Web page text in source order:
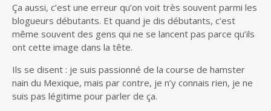
Ça aussi, c’est une erreur qu’on voit très souvent parmi les
blogueurs débutants. Et quand je dis débutants, c’est
même souvent des gens qui ne se lancent pas parce qu’ils
ont cette image dans la tête.
Ils se disent : je suis passionné de la course de hamster
nain du Mexique, mais par contre, je n’y connais rien, je ne
suis pas légitime pour parler de ça.